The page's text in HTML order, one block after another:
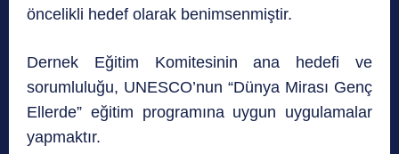
öncelikli hedef olarak benimsenmiştir.
Dernek Eğitim Komitesinin ana hedefi ve
sorumluluğu, UNESCO’nun “Dünya Mirası Genç
Ellerde” eğitim programına uygun uygulamalar
yapmaktır.